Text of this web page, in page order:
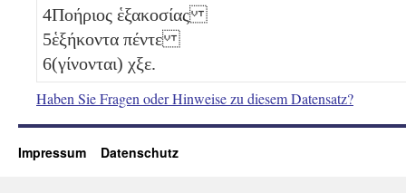
4Ποήριος ἑξακοσίας
5ἑξήκοντα πέντε
6(γίνονται) χξε.
Haben Sie Fragen oder Hinweise zu diesem Datensatz?
Impressum Datenschutz